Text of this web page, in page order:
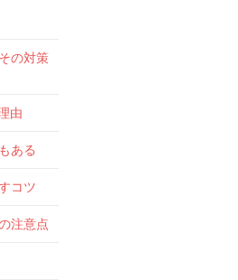
の対策
由
ある
コツ
注意点